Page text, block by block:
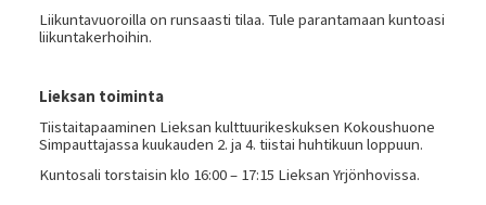
Liikuntavuoroilla on runsaasti tilaa. Tule parantamaan kuntoasi
liikuntakerhoihin.
Lieksan toiminta
Tiistaitapaaminen Lieksan kulttuurikeskuksen Kokoushuone
Simpauttajassa kuukauden 2. ja 4. tiistai huhtikuun loppuun.
Kuntosali torstaisin klo 16:00 – 17:15 Lieksan Yrjönhovissa.